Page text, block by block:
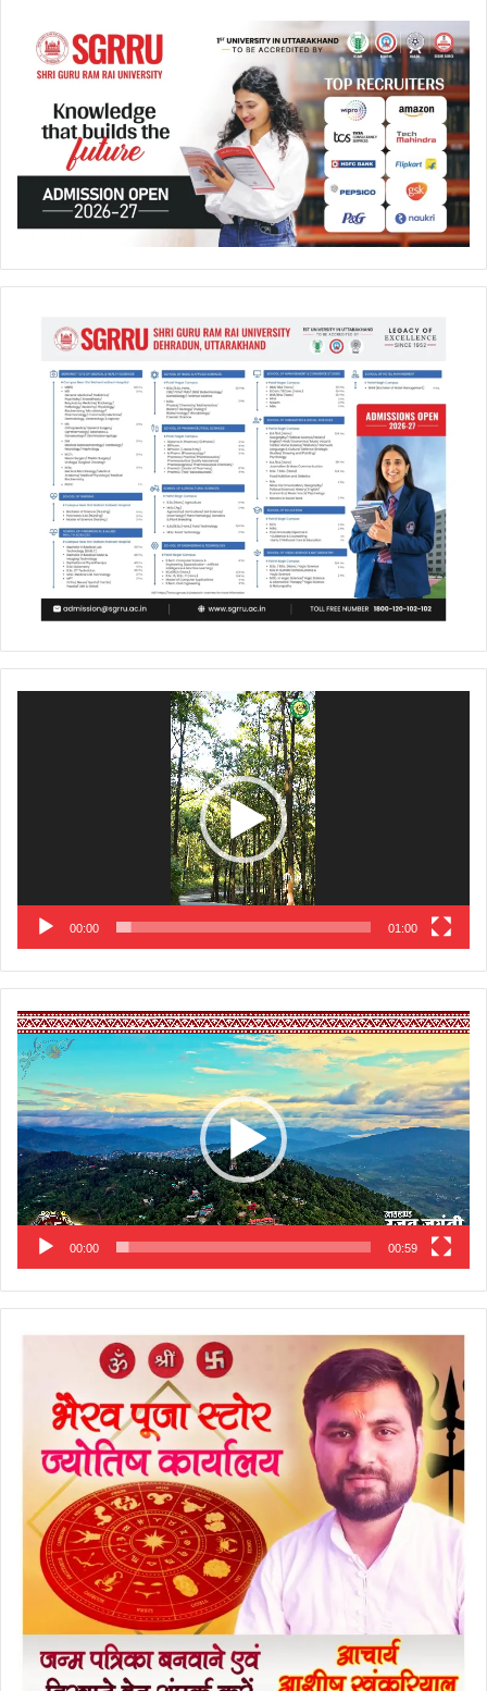
00:00 01:00
Video
Player
00:00 00:59